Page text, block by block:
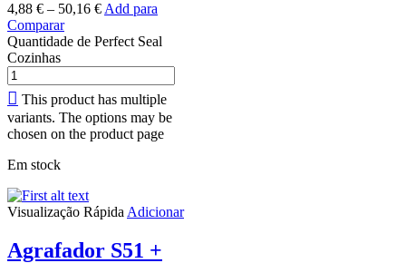
4,88 € – 50,16 €Add para
Comparar
Quantidade de Perfect Seal
Cozinhas
This product has multiple
variants. The options may be
chosen on the product page
Em stock
Visualização RápidaAdicionar
Agrafador S51 +